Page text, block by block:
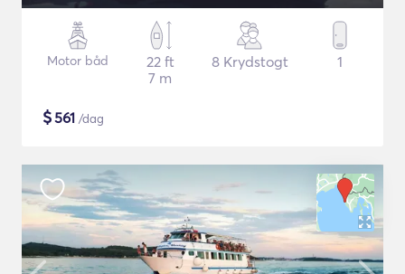
Motor båd
22 ft
7 m
8 Krydstogt 1
$561 /dag